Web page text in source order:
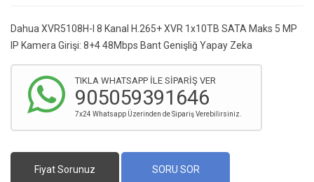
Dahua XVR5108H-I 8 Kanal H.265+ XVR 1x10TB SATA Maks 5 MP
IP Kamera Girişi: 8+4 48Mbps Bant Genişliğ Yapay Zeka
TIKLA WHATSAPP İLE SİPARİŞ VER
905059391646
7x24 Whatsapp Üzerinden de Sipariş Verebilirsiniz.
Fiyat Sorunuz SORU SOR